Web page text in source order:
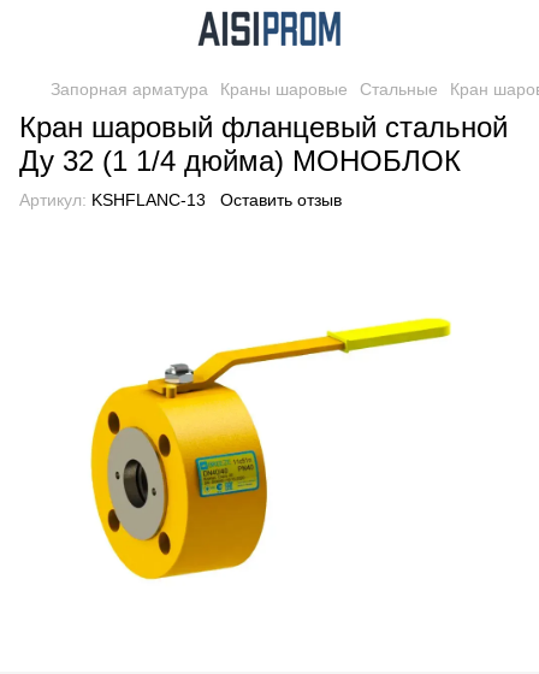
Запорная арматура Краны шаровые Стальные Кран
Кран шаровый фланцевый стальной
Ду 32 (1 1/4 дюйма) МОНОБЛОК
Артикул: KSHFLANC-13 Оставить отзыв